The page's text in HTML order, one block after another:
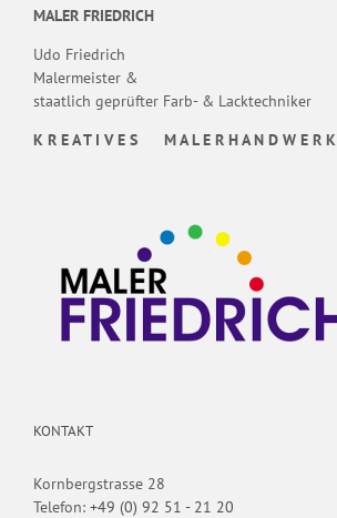
MALER FRIEDRICH
Udo Friedrich
Malermeister &
staatlich geprüfter Farb- & Lacktechniker
K R E A T I V E S M A L E R H A N D W E R K
KONTAKT
Kornbergstrasse 28
Telefon: +49 (0) 92 51 - 21 20